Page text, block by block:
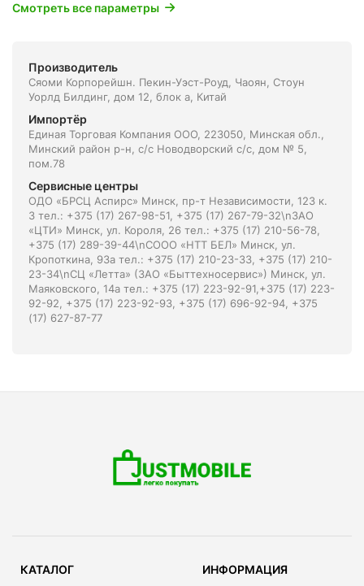
Смотреть все параметры
Производитель
Сяоми Корпорейшн. Пекин-Уэст-Роуд, Чаоян, Стоун
Уорлд Билдинг, дом 12, блок а, Китай
Импортёр
Единая Торговая Компания ООО, 223050, Минская обл.,
Минский район р-н, с/с Новодворский с/с, дом № 5,
пом.78
Сервисные центры
ОДО «БРСЦ Аспирс» Минск, пр-т Независимости, 123 к.
3 тел.: +375 (17) 267-98-51, +375 (17) 267-79-32\nЗАО
«ЦТИ» Минск, ул. Короля, 26 тел.: +375 (17) 210-56-78,
+375 (17) 289-39-44\nСООО «НТТ БЕЛ» Минск, ул.
Кропоткина, 93а тел.: +375 (17) 210-23-33, +375 (17) 210-
23-34\nСЦ «Летта» (ЗАО «Быттехносервис») Минск, ул.
Маяковского, 14а тел.: +375 (17) 223-92-91,+375 (17) 223-
92-92, +375 (17) 223-92-93, +375 (17) 696-92-94, +375
(17) 627-87-77
КАТАЛОГ ИНФОРМАЦИЯ